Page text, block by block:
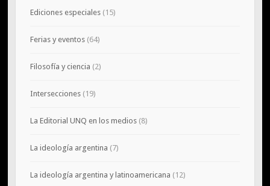
Ediciones especiales(15)
Ferias y eventos(64)
Filosofía y ciencia (2)
Intersecciones(19)
La Editorial UNQ en los medios(8)
La ideología argentina (7)
La ideología argentina y latinoamericana (12)